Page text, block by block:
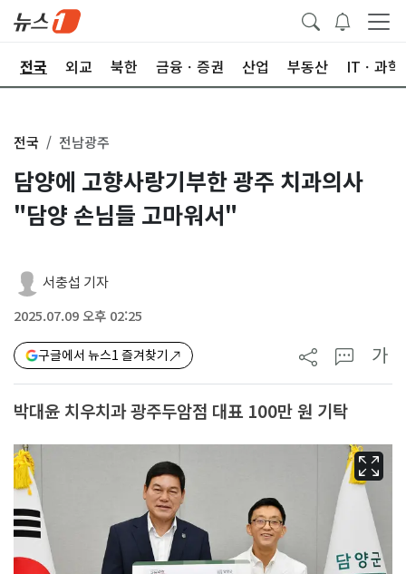
전국 외교 북한 금융ㆍ증권 산업 부동산 ITㆍ과학
전국 전남광주
담양에 고향사랑기부한 광주 치과의사
"담양 손님들 고마워서"
서충섭 기자
2025.07.09 오후 02:25
구글에서 뉴스1 즐겨찾기 가
박대윤 치우치과 광주두암점 대표 100만 원 기탁